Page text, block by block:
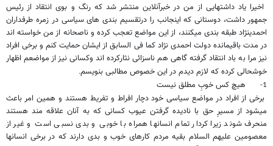
اخیرا یاد داشت​هایی از من در خبرآنلاین منتشر شد که رنگ و بوی انتقاد از رئیس
جمهور داشت، دوستانی که اینجانب را درتقسیم بندی های سیاسی در زمره طرفداران
احمدی​نژاد طبقه بندی می​کنند، از این مواضع تعجب کرده و ناصحانه از من خواسته اند
در مدت باقیمانده دولت احمدی نژاد کما فی السابق از ایشان حمایت کنم و برخی افراد
نیز مرا به باد انتقاد گرفته گاهی هم ناسزائی نثارکرده اند وکسانی نیز از مواضعم اظهار
خوشحالی کرده که لازم دیدم در این خصوص مطالبی بنویسم
1-
هیچ کس خوبِ مطلق نیست
برخی از افراد در مواضع سیاسی خود دچار افراط و تفریط هستند و همین امر باعث
میشود از مسیرِ حق با نادیده گرفتن عیوب کسانی که به آنان علاقه مند هستند
منحرف شوند زیرا کردار تمام انسانها همراه با خوبی و بدی نسبی است و غیر از
معصومین علیهم السلام بقیه مردم کارهای خوب و بدی دارند که در برخی انسانها